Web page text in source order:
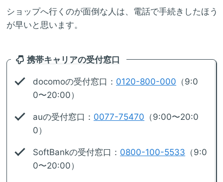
ショップへ行くのが面倒な人は、電話で手続きしたほう
が早いと思います。
携帯キャリアの受付窓口
docomoの受付窓口： 0120-800-000 （9:0
0〜20:00）
auの受付窓口： 0077-75470 （9:00〜20:0
0）
SoftBankの受付窓口： 0800-100-5533 （9:0
0〜20:00）